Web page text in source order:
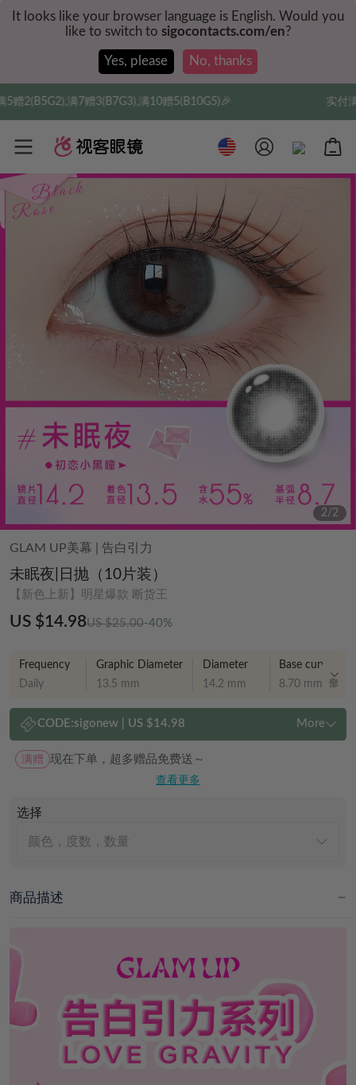
It looks like your browser language is English. Would you
like to switch to sigocontacts.com/en?
Yes, please No, thanks
满10赠5(B10G5)🎉 实付满$35全球包邮，新人权
2/2
GLAM UP美幕 告白引力
未眠夜|日抛（10片装）
【新色上新】明星爆款 断货王
US $14.98US $25.00-40%
Frequency
Daily
Graphic Diameter
13.5 mm
Diameter
14.2 mm
Base curve
8.70 mm
CODE:sigonew| US $14.98 More
满赠 现在下单，超多赠品免费送～
查看更多
选择
颜色，度数，数量
商品描述